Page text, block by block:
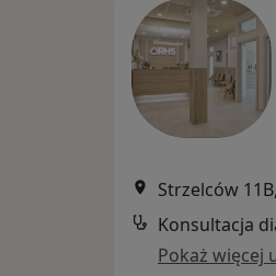
Strzelców
Pokaż więcej